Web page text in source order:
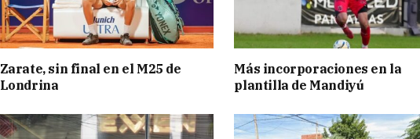
Zarate, sin final en el M25 de
Londrina
Más incorporaciones en la
plantilla de Mandiyú